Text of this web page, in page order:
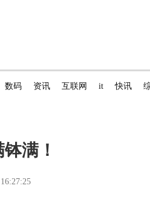
数码 资讯 互联网 it 快讯
满！